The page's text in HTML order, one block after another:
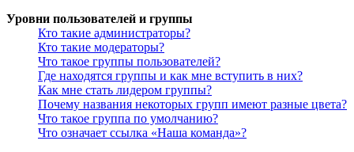
Уровни пользователей и группы
Кто такие администраторы?
Кто такие модераторы?
Что такое группы пользователей?
Где находятся группы и как мне вступить в них?
Как мне стать лидером группы?
Почему названия некоторых групп имеют разные цвета?
Что такое группа по умолчанию?
Что означает ссылка «Наша команда»?